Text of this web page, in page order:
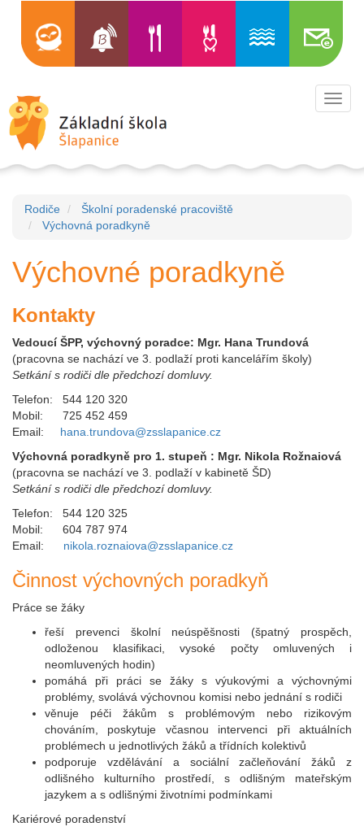
Rodiče
Školní poradenské pracoviště
Výchovná poradkyně
Výchovné poradkyně
Kontakty
Vedoucí ŠPP, výchovný poradce: Mgr. Hana Trundová
(pracovna se nachází ve 3. podlaží proti kancelářím školy)
Setkání s rodiči dle předchozí domluvy.
Telefon: 544 120 320
Mobil: 725 452 459
Email: hana.trundova@zsslapanice.cz
Výchovná poradkyně pro 1. stupeň : Mgr. Nikola Rožnaiová
(pracovna se nachází ve 3. podlaží v kabinetě ŠD)
Setkání s rodiči dle předchozí domluvy.
Telefon: 544 120 325
Mobil: 604 787 974
Email: nikola.roznaiova@zsslapanice.cz
Činnost výchovných poradkyň
Práce se žáky
řeší prevenci školní neúspěšnosti (špatný prospěch,
odloženou klasifikaci, vysoké počty omluvených i
neomluvených hodin)
pomáhá při práci se žáky s výukovými a výchovnými
problémy, svolává výchovnou komisi nebo jednání s rodiči
věnuje péči žákům s problémovým nebo rizikovým
chováním, poskytuje včasnou intervenci při aktuálních
problémech u jednotlivých žáků a třídních kolektivů
podporuje vzdělávání a sociální začleňování žáků z
odlišného kulturního prostředí, s odlišným mateřským
jazykem a s odlišnými životními podmínkami
Kariérové poradenství